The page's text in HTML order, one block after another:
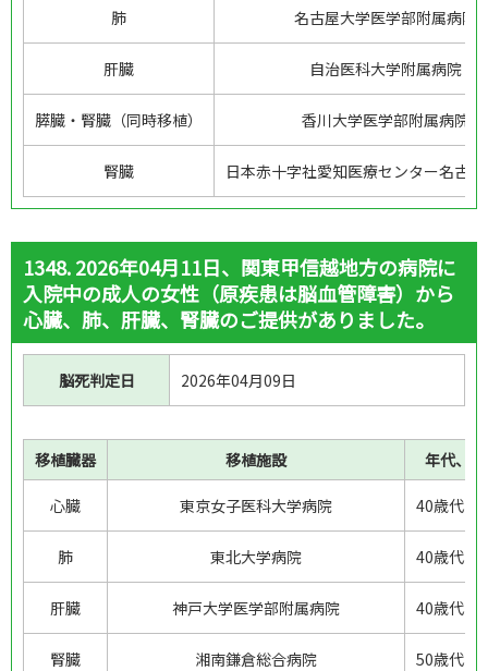
肺 名古屋大学医学部附属病院
肝臓 自治医科大学附属病院
膵臓・腎臓（同時移植） 香川大学医学部附属病院
腎臓 日本赤十字社愛知医療センター名古
1348. 2026年04月11日、関東甲信越地方の病院に
入院中の成人の女性（原疾患は脳血管障害）から
心臓、肺、肝臓、腎臓のご提供がありました。
脳死判定日 2026年04月09日
移植臓器 移植施設 年代、
心臓 東京女子医科大学病院 40歳代、
肺 東北大学病院 40歳代、
肝臓 神戸大学医学部附属病院 40歳代、
腎臓 湘南鎌倉総合病院 50歳代、